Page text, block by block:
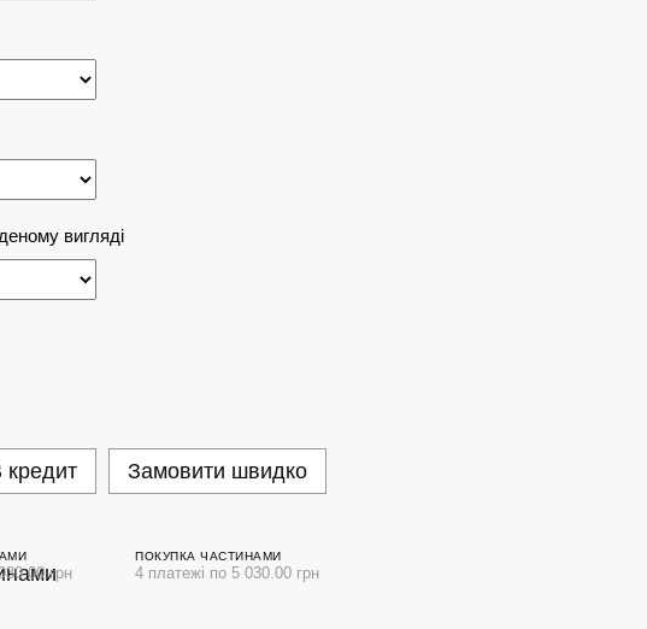
вигляді
кредит Замовити швидко
грн
ПОКУПКА ЧАСТИНАМИ
4 платежі по 5 030.00 грн